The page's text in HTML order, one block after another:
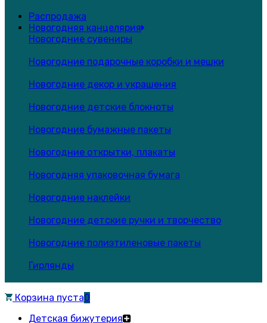
Распродажа
Новогодняя канцелярия
Новогодние сувениры
Новогодние подарочные коробки и мешки
Новогодние декор и украшения
Новогодние детские блокноты
Новогодние бумажные пакеты
Новогодние открытки, плакаты
Новогодняя упаковочная бумага
Новогодние наклейки
Новогодние детские ручки и творчество
Новогодние полиэтиленовые пакеты
Гирлянды
Корзина пуста0
Детская бижутерия